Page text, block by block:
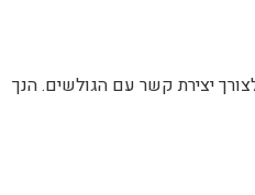
יצירת קשר עם הגולשים. הנך